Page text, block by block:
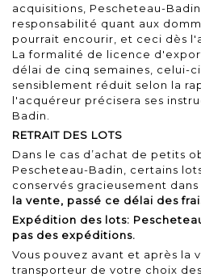
acquisitions, Pescheteau-
responsabilité quant aux
pourrait encourir, et ceci dès
La formalité de licence
délai de cinq semaines, celui-
sensiblement réduit selon la
l'acquéreur précisera ses
Badin.
RETRAIT DES LOTS
Dans le cas d’achat de petits
Pescheteau-Badin, certains
conservés gracieusement dans
la vente, passé ce délai des
Expédition des lots:
pas des expéditions.
Vous pouvez avant et après la
transporteur de votre choix